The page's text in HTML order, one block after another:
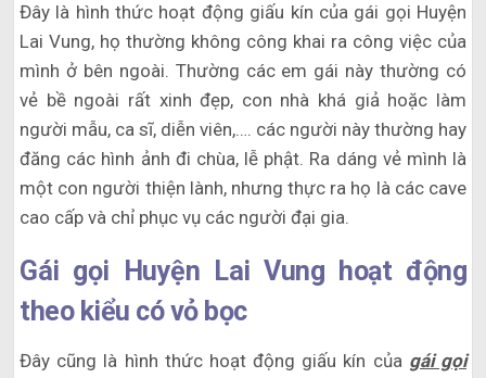
Đây là hình thức hoạt động giấu kín của gái gọi Huyện
Lai Vung, họ thường không công khai ra công việc của
mình ở bên ngoài. Thường các em gái này thường có
vẻ bề ngoài rất xinh đẹp, con nhà khá giả hoặc làm
người mẫu, ca sĩ, diễn viên,…. các người này thường hay
đăng các hình ảnh đi chùa, lễ phật. Ra dáng vẻ mình là
một con người thiện lành, nhưng thực ra họ là các cave
cao cấp và chỉ phục vụ các người đại gia.
Gái gọi Huyện Lai Vung hoạt động
theo kiểu có vỏ bọc
Đây cũng là hình thức hoạt động giấu kín của gái gọi